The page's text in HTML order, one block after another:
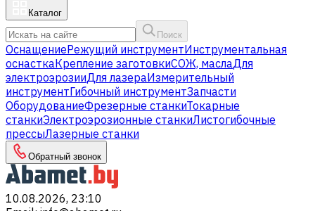
Каталог
Поиск
ОснащениеРежущий инструментИнструментальная
оснасткаКрепление заготовкиСОЖ, маслаДля
электроэрозииДля лазераИзмерительный
инструментГибочный инструментЗапчасти
ОборудованиеФрезерные станкиТокарные
станкиЭлектроэрозионные станкиЛистогибочные
прессыЛазерные станки
Обратный звонок
10.08.2026, 23:10